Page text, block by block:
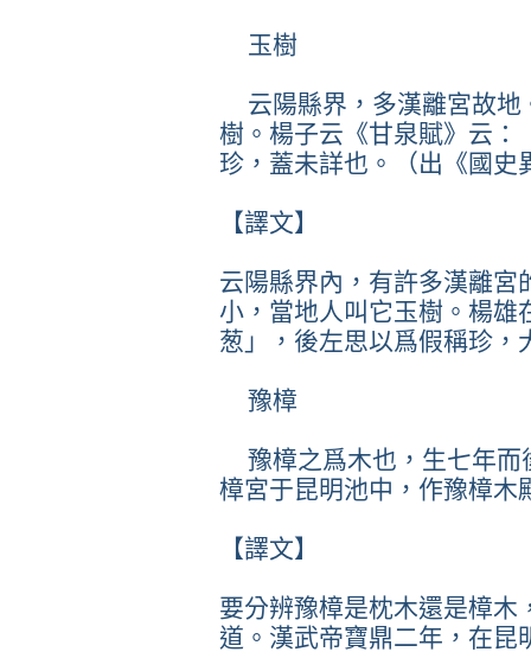
玉樹
云陽縣界，多漢離宮故地
樹。楊子云《甘泉賦》云：
珍，蓋未詳也。（出《國史
【譯文】
云陽縣界內，有許多漢離宮
小，當地人叫它玉樹。楊雄
葱」，後左思以爲假稱珍，
豫樟
豫樟之爲木也，生七年而
樟宮于昆明池中，作豫樟木
【譯文】
要分辨豫樟是枕木還是樟木
道。漢武帝寶鼎二年，在昆